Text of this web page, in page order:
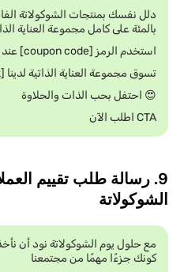
بالمئة على كامل مجموعة العناية
استخدم الرمز [coupon code] عند الدفع
تسوق مجموعة العناية الذاتية لدينا [your website link]
😍 احتفل بحب الذات والحلاوة
CTA اطلب الآن
9. رسالة طلب تقييم
الشوكولاتة
مع حلول يوم الشوكولاتة نود أن
كونك جزءًا مهمًا من مجتمعنا